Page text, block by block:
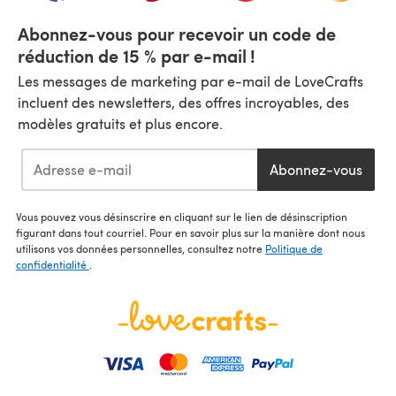
Abonnez-vous pour recevoir un code de
réduction de 15 % par e-mail !
Les messages de marketing par e-mail de LoveCrafts
incluent des newsletters, des offres incroyables, des
modèles gratuits et plus encore.
Abonnez-vous
Vous pouvez vous désinscrire en cliquant sur le lien de désinscription
figurant dans tout courriel. Pour en savoir plus sur la manière dont nous
utilisons vos données personnelles, consultez notre Politique de
confidentialité